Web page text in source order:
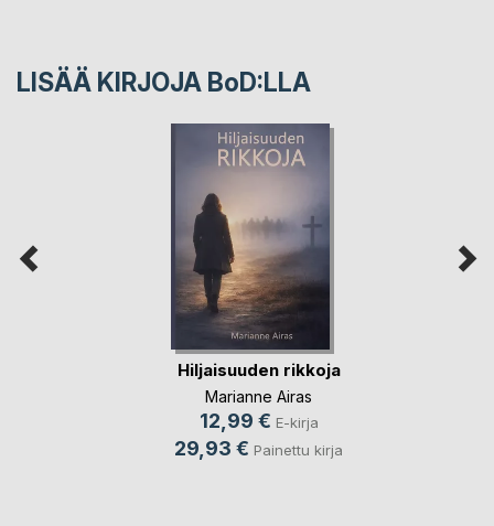
LISÄÄ KIRJOJA BoD:LLA
Hiljaisuuden rikkoja
Marianne Airas
12,99 € E-kirja
29,93 € Painettu kirja